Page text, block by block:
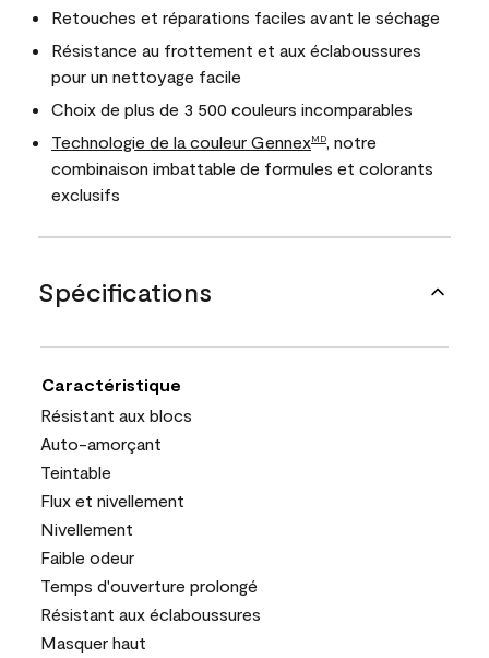
Retouches et réparations faciles avant le séchage
Résistance au frottement et aux éclaboussures
pour un nettoyage facile
Choix de plus de 3 500 couleurs incomparables
Technologie de la couleur GennexMD
, notre
combinaison imbattable de formules et colorants
exclusifs
Spécifications
Caractéristique
Résistant aux blocs
Auto-amorçant
Teintable
Flux et nivellement
Nivellement
Faible odeur
Temps d'ouverture prolongé
Résistant aux éclaboussures
Masquer haut